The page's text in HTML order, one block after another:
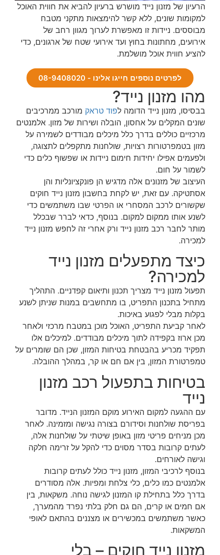
הרעיון של מזנון נייד מושרש ברעיון להביא את חווית האוכל
למקומות שונים, ללא קשר להימצאות מתקני מטבח
מבוססים. ניידות זו מאפשרת לערוך מגוון רחב של
אירועים, מחתונות בחוץ ועד אירועי שטח של ארגונים, כדי
להציע חווית אוכל מושלמת.
לפרטים נוספים חייגו אלינו - 08-9408020
מהו מזנון נייד?
בבסיסו, מזנון נייד הדומה לפוד טראק מורכב ממרכיבים
שונים המקלים על אחסון, הובלה ושירות של מזון. אלמנטים
מרכזיים כוללים בדרך כלל מיכלים מבודדים לשמירה על
מזון בטמפרטורות רצויות, שולחנות מתקפלים לתצוגה,
ולפעמים אפילו יחידות חימום ניידות או שפשוף כלים כדי
לשמור על חום.
העיצוב של מזנונים אלה מדגיש הן פונקציונליות והן
אסתטיקה. עם זאת, יש לקחת בחשבון מזנון נייד חוקים
שקשורים לרכב המסחרי או הפרטי שבו משתמשים כדי
לשנע אותו ממקום למקום. בנוסף, כדאי לברר שבכלל
מותר לחבר רכב מזנון נייד ורק אחרי זה לחפש מזנון נייד
למכירה.
כיצד מתפעלים מזנון נייד
למכירה?
תפעול מזנון נייד מצריך תכנון ותיאום קפדניים. התהליך
מתחיל בתכנון התפריט, בו מתחשבים במנות שניתן לשנע
בקלות מבלי לפגוע באיכות.
לאחר קביעת התפריט, האוכל מוכן במטבח מרכזי ולאחר
מכן ארוז בקפידה לתוך מיכלים מבודדים. למיכלים אלו
תפקיד מכריע בהבטחת בטיחות המזון, שכן הם שומרים על
טמפרטורת המזון, בין אם חם או קר, במהלך ההובלה.
בטיחות בתפעול רכב מזנון
נייד
עם ההגעה למקום האירוע מוקם המזנון הנייד. מדובר
בפריסת שולחנות וסידורם בצורה נגישה ומזמינה. לאחר
מכן מניחים פריטי מזון באופן שיטתי על שולחנות אלה,
לעתים קרובות בסדר מסוים כדי להקל על זרימה חלקה
וגישה לאורחים.
בנוסף לרכיבי המזון, מזנון נייד כולל לעתים קרובות
אלמנטים כמו כלים, כלי צלחת ומפיות. אלה מסודרים
בדרך כלל בתחילת קו המזנון לגישה נוחה. משקאות, בין
אם חמים או קרים, הם גם חלק בלתי נפרד מהמערך,
כאשר משתמשים במכשירים או מצננים בהתאם לאופי
המשקאות.
מזנון נייד חוקים – בלי